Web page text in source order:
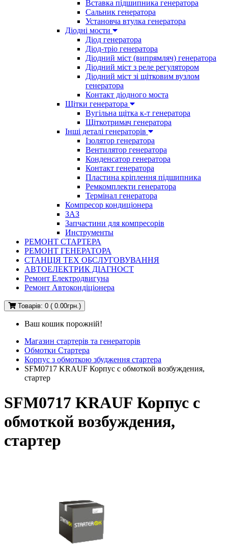
Вставка підшипника генератора
Сальник генератора
Установча втулка генератора
Діодні мости
Діод генератора
Діод-тріо генератора
Діодний міст (випрямляч) генератора
Діодний міст з реле регулятором
Діодний міст зі щітковим вузлом
генератора
Контакт діодного моста
Щітки генератора
Вугільна щітка к-т генератора
Щіткотримач генератора
Інші деталі генераторів
Ізолятор генератора
Вентилятор генератора
Конденсатор генератора
Контакт генератора
Пластина кріплення підшипника
Ремкомплекти генератора
Термінал генератора
Компресор кондиціонера
ЗАЗ
Запчастини для компресорів
Инструменты
РЕМОНТ СТАРТЕРА
РЕМОНТ ГЕНЕРАТОРА
СТАНЦІЯ ТЕХ ОБСЛУГОВУВАННЯ
АВТОЕЛЕКТРИК ДІАГНОСТ
Ремонт Електродвигуна
Ремонт Автокондіціонера
Товарів: 0 ( 0.00грн.)
Ваш кошик порожній!
Магазин стартерів та генераторів
Обмотки Стартера
Корпус з обмоткою збудження стартера
SFM0717 KRAUF Корпус с обмоткой возбуждения,
стартер
SFM0717 KRAUF Корпус с
обмоткой возбуждения,
стартер